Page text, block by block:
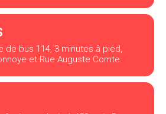
de bus 114, 3 minutes à pied,
et Rue Auguste Comte.